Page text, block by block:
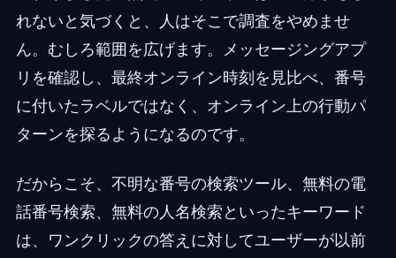
れないと気づくと、人はそこで調査をやめませ
ん。むしろ範囲を広げます。メッセージングアプ
リを確認し、最終オンライン時刻を見比べ、番号
に付いたラベルではなく、オンライン上の行動パ
ターンを探るようになるのです。
だからこそ、不明な番号の検索ツール、無料の電
話番号検索、無料の人名検索といったキーワード
は、ワンクリックの答えに対してユーザーが以前